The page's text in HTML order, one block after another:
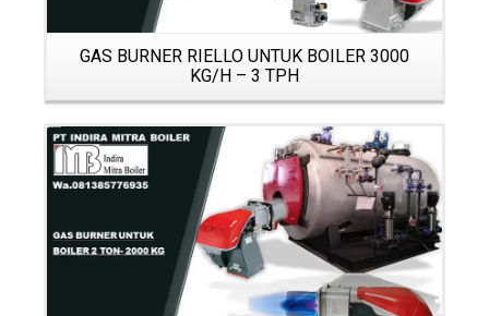
GAS BURNER RIELLO UNTUK BOILER 3000
KG/H – 3 TPH